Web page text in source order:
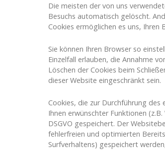
Die meisten der von uns
Besuchs automatisch gelöscht.
Cookies ermöglichen es uns, Ihren
Sie können Ihren Browser so
Einzelfall erlauben, die Annahme
Löschen der Cookies beim
dieser Website eingeschränkt sein.
Cookies, die zur Durchführung
Ihnen erwünschter Funktionen
DSGVO gespeichert. Der
fehlerfreien und optimierten
Surfverhaltens) gespeichert